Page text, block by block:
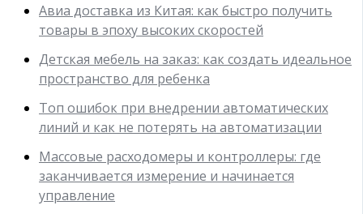
Авиа доставка из Китая: как быстро получить
товары в эпоху высоких скоростей
Детская мебель на заказ: как создать идеальное
пространство для ребенка
Топ ошибок при внедрении автоматических
линий и как не потерять на автоматизации
Массовые расходомеры и контроллеры: где
заканчивается измерение и начинается
управление